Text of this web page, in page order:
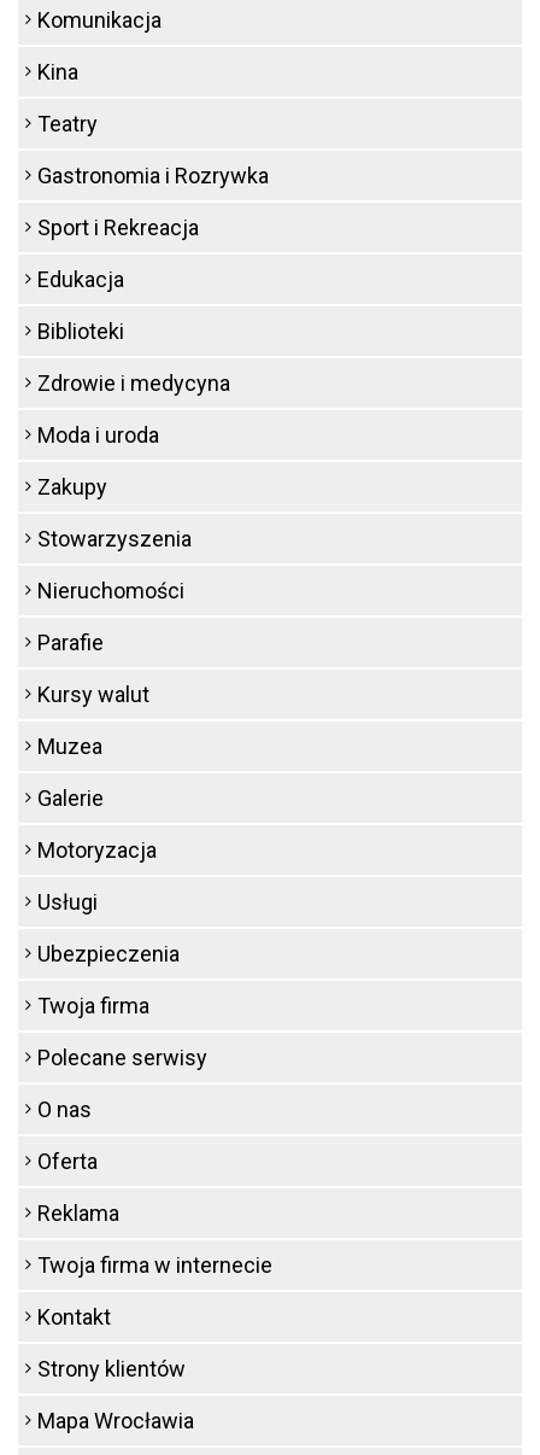
Komunikacja
Kina
Teatry
Gastronomia i Rozrywka
Sport i Rekreacja
Edukacja
Biblioteki
Zdrowie i medycyna
Moda i uroda
Zakupy
Stowarzyszenia
Nieruchomości
Parafie
Kursy walut
Muzea
Galerie
Motoryzacja
Usługi
Ubezpieczenia
Twoja firma
Polecane serwisy
O nas
Oferta
Reklama
Twoja firma w internecie
Kontakt
Strony klientów
Mapa Wrocławia